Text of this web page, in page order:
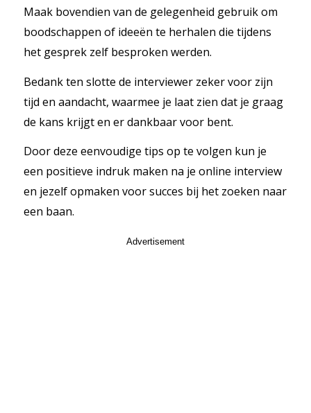
Maak bovendien van de gelegenheid gebruik om
boodschappen of ideeën te herhalen die tijdens
het gesprek zelf besproken werden.
Bedank ten slotte de interviewer zeker voor zijn
tijd en aandacht, waarmee je laat zien dat je graag
de kans krijgt en er dankbaar voor bent.
Door deze eenvoudige tips op te volgen kun je
een positieve indruk maken na je online interview
en jezelf opmaken voor succes bij het zoeken naar
een baan.
Advertisement